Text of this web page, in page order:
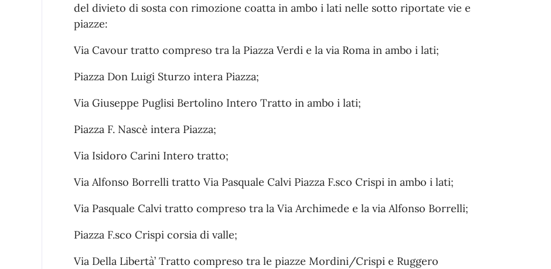
del divieto di sosta con rimozione coatta in ambo i lati nelle sotto riportate vie e
piazze:
Via Cavour tratto compreso tra la Piazza Verdi e la via Roma in ambo i lati;
Piazza Don Luigi Sturzo intera Piazza;
Via Giuseppe Puglisi Bertolino Intero Tratto in ambo i lati;
Piazza F. Nascè intera Piazza;
Via Isidoro Carini Intero tratto;
Via Alfonso Borrelli tratto Via Pasquale Calvi Piazza F.sco Crispi in ambo i lati;
Via Pasquale Calvi tratto compreso tra la Via Archimede e la via Alfonso Borrelli;
Piazza F.sco Crispi corsia di valle;
Via Della Libertà’ Tratto compreso tra le piazze Mordini/Crispi e Ruggero